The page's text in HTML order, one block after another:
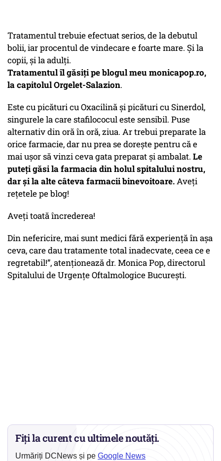
Tratamentul trebuie efectuat serios, de la debutul
bolii, iar procentul de vindecare e foarte mare. Și la
copii, și la adulți.
Tratamentul îl găsiți pe blogul meu monicapop.ro,
la capitolul Orgelet-Salazion.
Este cu picături cu Oxacilină și picături cu Sinerdol,
singurele la care stafilococul este sensibil. Puse
alternativ din oră în oră, ziua. Ar trebui preparate la
orice farmacie, dar nu prea se dorește pentru că e
mai ușor să vinzi ceva gata preparat și ambalat. Le
puteți găsi la farmacia din holul spitalului nostru,
dar și la alte câteva farmacii binevoitoare.Aveți
rețetele pe blog!
Aveți toată încrederea!
Din nefericire, mai sunt medici fără experiență în așa
ceva, care dau tratamente total inadecvate, ceea ce e
regretabil!”, atenționează dr. Monica Pop, directorul
Spitalului de Urgențe Oftalmologice București.
Fiți la curent cu ultimele noutăți.
Urmăriți DCNews și pe Google News